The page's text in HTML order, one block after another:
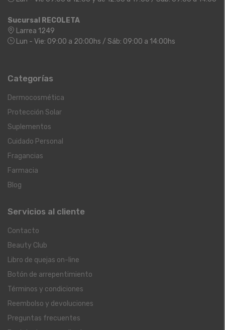
Sucursal RECOLETA
Larrea 1249
Lun - Vie: 09:00 a 20:00hs / Sáb: 09:00 a 14:00hs
Categorías
Dermocosmética
Protección Solar
Suplementos
Cuidado Personal
Fragancias
Farmacia
Blog
Servicios al cliente
Contacto
Beauty Club
Libro de quejas on-line
Botón de arrepentimiento
Términos y condiciones
Reembolso y devoluciones
Preguntas frecuentes